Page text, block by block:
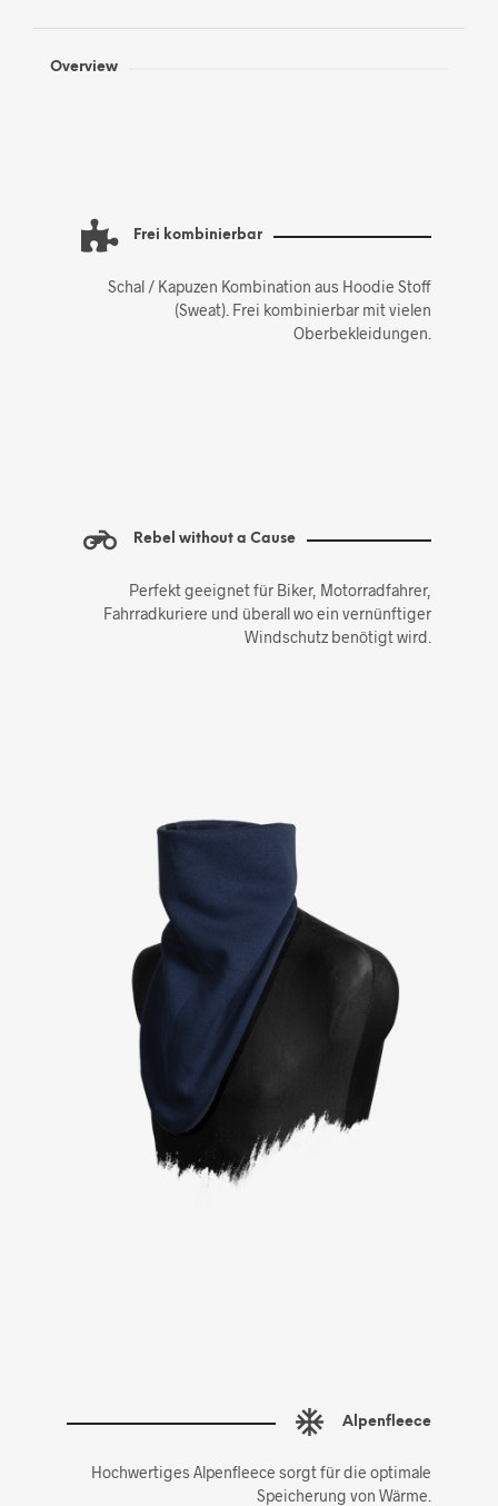
Overview
Frei kombinierbar
Schal / Kapuzen Kombination aus Hoodie Stoff
(Sweat). Frei kombinierbar mit vielen
Oberbekleidungen.
Rebel without a Cause
Perfekt geeignet für Biker, Motorradfahrer,
Fahrradkuriere und überall wo ein vernünftiger
Windschutz benötigt wird.
Alpenfleece
Hochwertiges Alpenfleece sorgt für die optimale
Speicherung von Wärme.